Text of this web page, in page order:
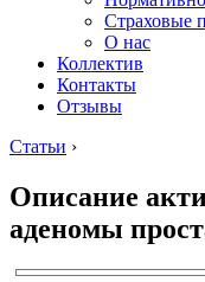
Страховые
О нас
Коллектив
Контакты
Отзывы
Статьи ›
Описание
аденомы